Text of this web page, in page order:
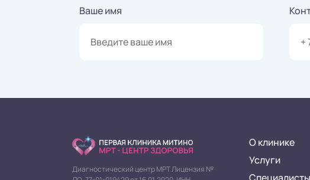
Ваше имя
Диагностический центр МРТ Лицензия №
О клинике
Услуги